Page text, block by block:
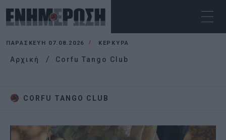
ΠΑΡΑΣΚΕΥΉ 07.08.2026 ΚΕΡΚΥΡΑ
Αρχική Corfu Tango Club
CORFU TANGO CLUB